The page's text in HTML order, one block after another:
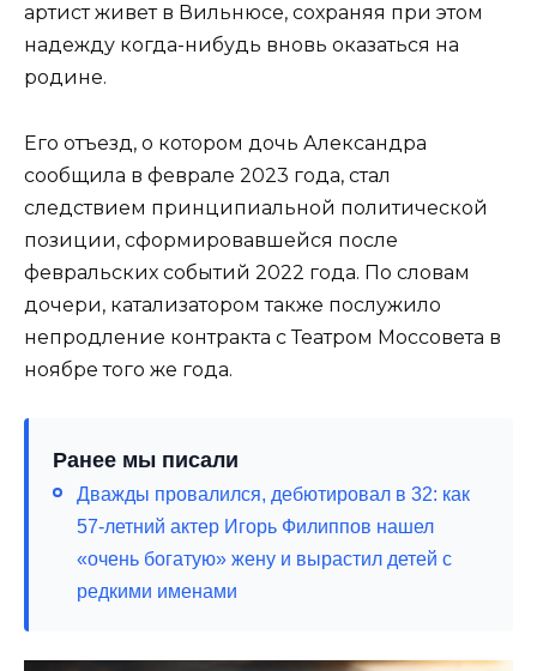
артист живет в Вильнюсе, сохраняя при этом
надежду когда-нибудь вновь оказаться на
родине.
Его отъезд, о котором дочь Александра
сообщила в феврале 2023 года, стал
следствием принципиальной политической
позиции, сформировавшейся после
февральских событий 2022 года. По словам
дочери, катализатором также послужило
непродление контракта с Театром Моссовета в
ноябре того же года.
Ранее мы писали
Дважды провалился, дебютировал в 32: как
57-летний актер Игорь Филиппов нашел
«очень богатую» жену и вырастил детей с
редкими именами